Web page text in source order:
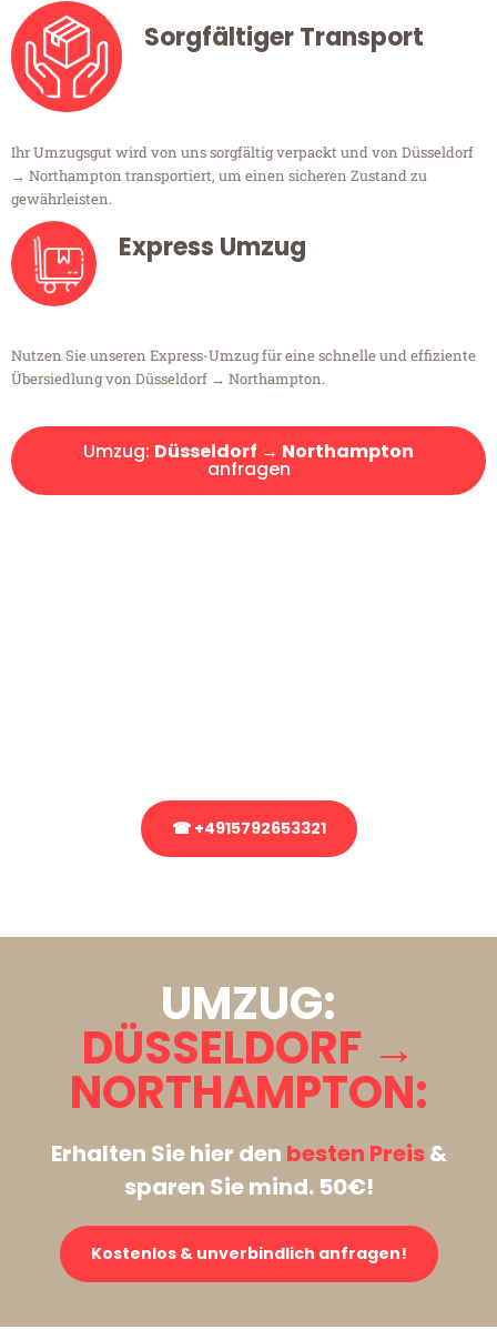
Sorgfältiger Transport
Ihr Umzugsgut wird von uns sorgfältig verpackt und von Düsseldorf
→ Northampton transportiert, um einen sicheren Zustand zu
gewährleisten.
Express Umzug
Nutzen Sie unseren Express-Umzug für eine schnelle und effiziente
Übersiedlung von Düsseldorf → Northampton.
Umzug: Düsseldorf → Northampton
anfragen
☎ +4915792653321
UMZUG:
DÜSSELDORF →
NORTHAMPTON:
Erhalten Sie hier den besten Preis&
sparen Sie mind. 50€!
Kostenlos & unverbindlich anfragen!